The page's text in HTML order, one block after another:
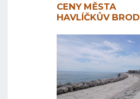
CENY MĚSTA
HAVLÍČKŮV BROD